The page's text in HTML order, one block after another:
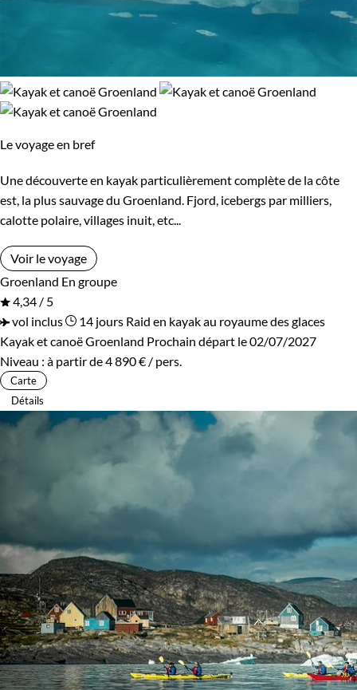
Le voyage en bref
Une découverte en kayak particulièrement complète de la côte
est, la plus sauvage du Groenland. Fjord, icebergs par milliers,
calotte polaire, villages inuit, etc...
Voir le voyage
Groenland En groupe
4,34 / 5
vol inclus
14 jours Raid en kayak au royaume des glaces
Kayak et canoë Groenland Prochain départ le 02/07/2027
Niveau : à partir de4 890 € / pers.
Carte
Détails